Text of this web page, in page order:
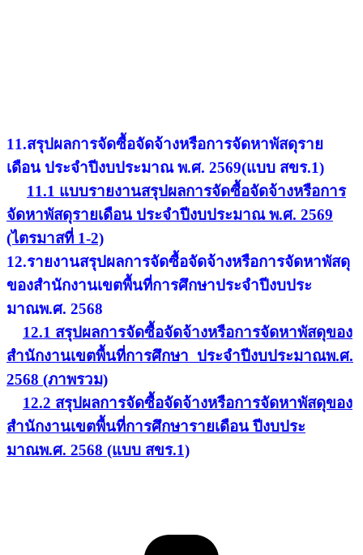
11.สรุปผลการจัดซื้อจัดจ้างหรือการจัดหาพัสดุราย
เดือน ประจำปีงบประมาณ พ.ศ. 2569(แบบ สขร.1)
11.1 แบบรายงานสรุปผลการจัดซื้อจัดจ้างหรือการ
จัดหาพัสดุรายเดือน ประจำปีงบประมาณ พ.ศ. 2569
(ไตรมาสที่ 1-2)
12.รายงานสรุปผลการจัดซื้อจัดจ้างหรือการจัดหาพัสดุ
ของสำนักงานเขตพื้นที่การศึกษาประจำปีงบประ
มาณพ.ศ. 2568
12.1 สรุปผลการจัดซื้อจัดจ้างหรือการจัดหาพัสดุของ
สำนักงานเขตพื้นที่การศึกษา ประจำปีงบประมาณพ.ศ.
2568 (ภาพรวม)
12.2 สรุปผลการจัดซื้อจัดจ้างหรือการจัดหาพัสดุของ
สำนักงานเขตพื้นที่การศึกษารายเดือน ปีงบประ
มาณพ.ศ. 2568 (แบบ สขร.1)